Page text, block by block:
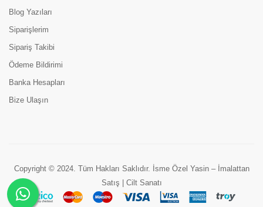
Blog Yazıları
Siparişlerim
Sipariş Takibi
Ödeme Bildirimi
Banka Hesapları
Bize Ulaşın
Copyright © 2024. Tüm Hakları Saklıdır. İsme Özel Yasin – İmalattan
Satış | Cilt Sanatı